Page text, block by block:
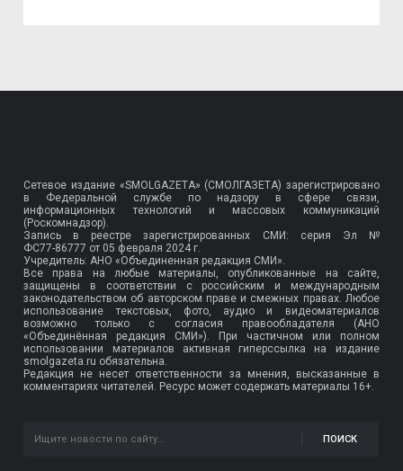
Сетевое издание «SMOLGAZETA» (СМОЛГАЗЕТА) зарегистрировано
в Федеральной службе по надзору в сфере связи,
информационных технологий и массовых коммуникаций
(Роскомнадзор).
Запись в реестре зарегистрированных СМИ: серия Эл №
ФС77-86777 от 05 февраля 2024 г.
Учредитель: АНО «Объединенная редакция СМИ».
Все права на любые материалы, опубликованные на сайте,
защищены в соответствии с российским и международным
законодательством об авторском праве и смежных правах. Любое
использование текстовых, фото, аудио и видеоматериалов
возможно только с согласия правообладателя (АНО
«Объединённая редакция СМИ»). При частичном или полном
использовании материалов активная гиперссылка на издание
smolgazeta.ru обязательна.
Редакция не несет ответственности за мнения, высказанные в
комментариях читателей. Ресурс может содержать материалы 16+.
ПОИСК